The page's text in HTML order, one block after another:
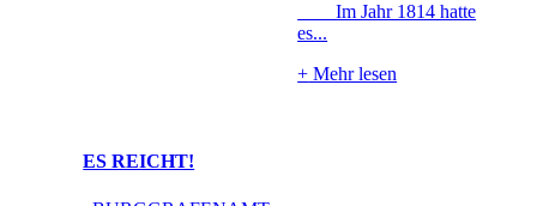
Im Jahr 1814 hatte
es...
+ Mehr lesen
ES REICHT!